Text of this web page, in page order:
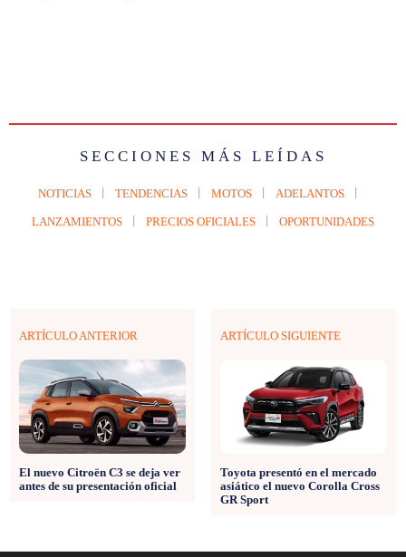
SECCIONES MÁS LEÍDAS
NOTICIAS TENDENCIAS MOTOS ADELANTOS
LANZAMIENTOS PRECIOS OFICIALES OPORTUNIDADES
ARTÍCULO ANTERIOR
El nuevo Citroën C3 se deja ver
antes de su presentación oficial
ARTÍCULO SIGUIENTE
Toyota presentó en el mercado
asiático el nuevo Corolla Cross
GR Sport